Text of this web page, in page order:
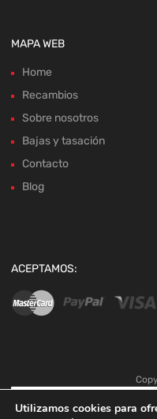
MAPA WEB
Home
Recambios
Sobre nosotros
Bajas y tasación
Contacto
Blog
ACEPTAMOS:
Utilizamos cookies para